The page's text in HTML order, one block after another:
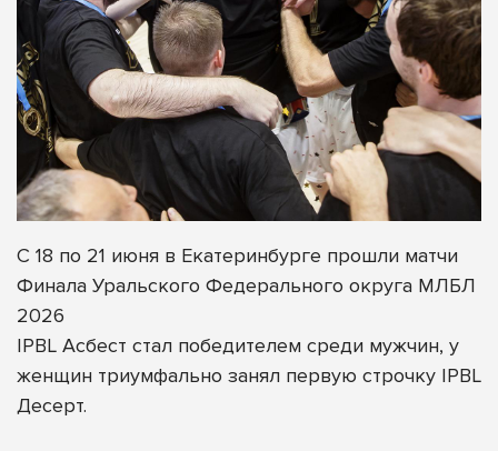
С 18 по 21 июня в Екатеринбурге прошли матчи
Финала Уральского Федерального округа МЛБЛ
2026
IPBL Асбест стал победителем среди мужчин, у
женщин триумфально занял первую строчку IPBL
Десерт.